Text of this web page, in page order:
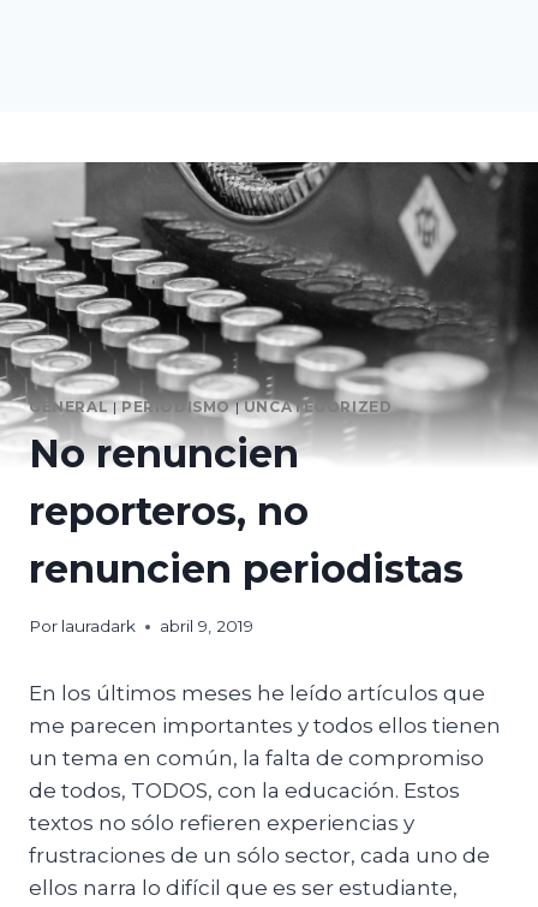
GENERAL| PERIODISMO|UNCATEGORIZED
No renuncien
reporteros, no
renuncien periodistas
Por lauradark abril 9, 2019
En los últimos meses he leído artículos que
me parecen importantes y todos ellos tienen
un tema en común, la falta de compromiso
de todos, TODOS, con la educación. Estos
textos no sólo refieren experiencias y
frustraciones de un sólo sector, cada uno de
ellos narra lo difícil que es ser estudiante,